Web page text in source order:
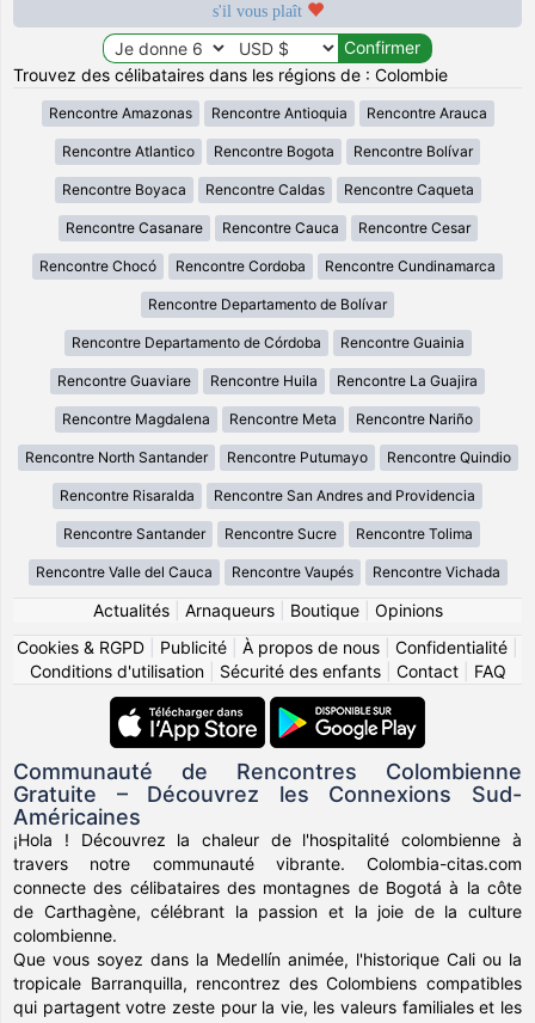
s'il vous plaît
Trouvez des célibataires dans les régions de : Colombie
Rencontre Amazonas Rencontre Antioquia Rencontre Arauca
Rencontre Atlantico Rencontre Bogota Rencontre Bolívar
Rencontre Boyaca Rencontre Caldas Rencontre Caqueta
Rencontre Casanare Rencontre Cauca Rencontre Cesar
Rencontre Chocó Rencontre Cordoba Rencontre Cundinamarca
Rencontre Departamento de Bolívar
Rencontre Departamento de Córdoba Rencontre Guainia
Rencontre Guaviare Rencontre Huila Rencontre La Guajira
Rencontre Magdalena Rencontre Meta Rencontre Nariño
Rencontre North Santander Rencontre Putumayo Rencontre Quindio
Rencontre Risaralda Rencontre San Andres and Providencia
Rencontre Santander Rencontre Sucre Rencontre Tolima
Rencontre Valle del Cauca Rencontre Vaupés Rencontre Vichada
Actualités| Arnaqueurs| Boutique| Opinions
Cookies & RGPD
Publicité À propos de nous Confidentialité
Conditions d'utilisation| Sécurité des enfants| Contact| FAQ
Communauté de Rencontres Colombienne
Gratuite – Découvrez les Connexions Sud-
Américaines
¡Hola ! Découvrez la chaleur de l'hospitalité colombienne à
travers notre communauté vibrante. Colombia-citas.com
connecte des célibataires des montagnes de Bogotá à la côte
de Carthagène, célébrant la passion et la joie de la culture
colombienne.
Que vous soyez dans la Medellín animée, l'historique Cali ou la
tropicale Barranquilla, rencontrez des Colombiens compatibles
qui partagent votre zeste pour la vie, les valeurs familiales et les